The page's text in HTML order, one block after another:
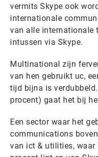
vermits Skype ook
internationale
van alle internationale
intussen via Skype.
Multinational zijn
van hen gebruikt uc,
tijd bijna is
procent) gaat het bij
Een sector waar het
communications
van ict & utilities, waar